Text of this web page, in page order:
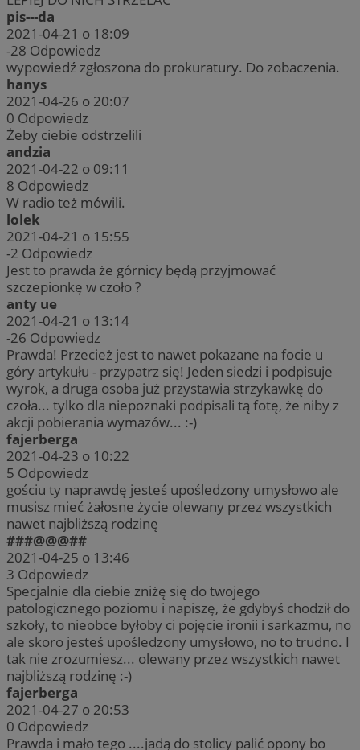
pis---da
2021-04-21 o 18:09
-28 Odpowiedz
wypowiedź zgłoszona do prokuratury. Do zobaczenia.
hanys
2021-04-26 o 20:07
0 Odpowiedz
Żeby ciebie odstrzelili
andzia
2021-04-22 o 09:11
8 Odpowiedz
W radio też mówili.
lolek
2021-04-21 o 15:55
-2 Odpowiedz
Jest to prawda że górnicy będą przyjmować
szczepionkę w czoło ?
anty ue
2021-04-21 o 13:14
-26 Odpowiedz
Prawda! Przecież jest to nawet pokazane na focie u
góry artykułu - przypatrz się! Jeden siedzi i podpisuje
wyrok, a druga osoba już przystawia strzykawkę do
czoła... tylko dla niepoznaki podpisali tą fotę, że niby z
akcji pobierania wymazów... :-)
fajerberga
2021-04-23 o 10:22
5 Odpowiedz
gościu ty naprawdę jesteś upośledzony umysłowo ale
musisz mieć żałosne życie olewany przez wszystkich
nawet najbliższą rodzinę
###@@@##
2021-04-25 o 13:46
3 Odpowiedz
Specjalnie dla ciebie zniżę się do twojego
patologicznego poziomu i napiszę, że gdybyś chodził do
szkoły, to nieobce byłoby ci pojęcie ironii i sarkazmu, no
ale skoro jesteś upośledzony umysłowo, no to trudno. I
tak nie zrozumiesz... olewany przez wszystkich nawet
najbliższą rodzinę :-)
fajerberga
2021-04-27 o 20:53
0 Odpowiedz
Prawda i mało tego ....jadą do stolicy palić opony bo